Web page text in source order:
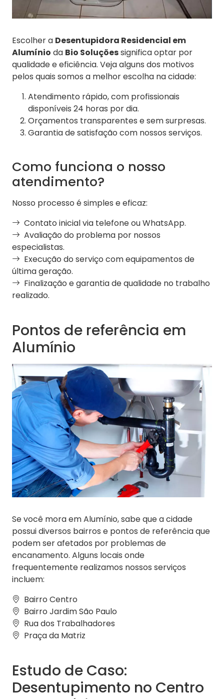
Escolher a Desentupidora Residencial em
Alumínio da Bio Soluçõessignifica optar por
qualidade e eficiência. Veja alguns dos motivos
pelos quais somos a melhor escolha na cidade:
Atendimento rápido, com profissionais
disponíveis 24 horas por dia.
Orçamentos transparentes e sem surpresas.
Garantia de satisfação com nossos serviços.
Como funciona o nosso
atendimento?
Nosso processo é simples e eficaz:
Contato inicial via telefone ou WhatsApp.
Avaliação do problema por nossos
especialistas.
Execução do serviço com equipamentos de
última geração.
Finalização e garantia de qualidade no trabalho
realizado.
Pontos de referência em
Alumínio
Se você mora em Alumínio, sabe que a cidade
possui diversos bairros e pontos de referência que
podem ser afetados por problemas de
encanamento. Alguns locais onde
frequentemente realizamos nossos serviços
incluem:
Bairro Centro
Bairro Jardim São Paulo
Rua dos Trabalhadores
Praça da Matriz
Estudo de Caso:
Desentupimento no Centro